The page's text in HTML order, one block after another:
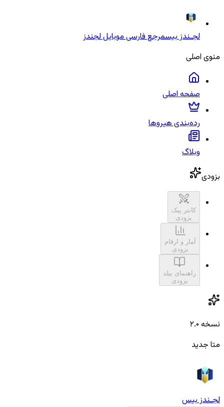
لجـندز بیسمرجع فارسی موبایل لجندز
منوی اصلی
صفحه اصلی
رده‌بندی هیروها
وبلاگ
بزودی
کانتر پیک
بزودی
آمار و ارقام
بزودی
راهنمای بیلد
بزودی
نسخه ۲.۰
متا جدید
لجـندز بیس